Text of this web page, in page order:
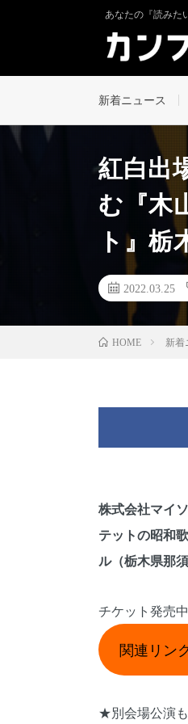
あなたの『読みた
新着ニュース
紅白出
む『木
ト』栃
2022.03.25
HOME 新着
株式会社マイ
テットの昭和
ル（栃木県那
チケット発売中
関連リン
★別会場公演も